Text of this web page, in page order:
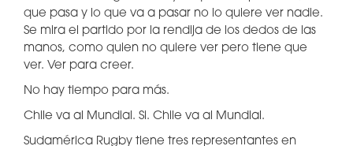
que pasa y lo que va a pasar no lo quiere ver nadie.
Se mira el partido por la rendija de los dedos de las
manos, como quien no quiere ver pero tiene que
ver. Ver para creer.
No hay tiempo para más.
Chile va al Mundial. Si. Chile va al Mundial.
Sudamérica Rugby tiene tres representantes en